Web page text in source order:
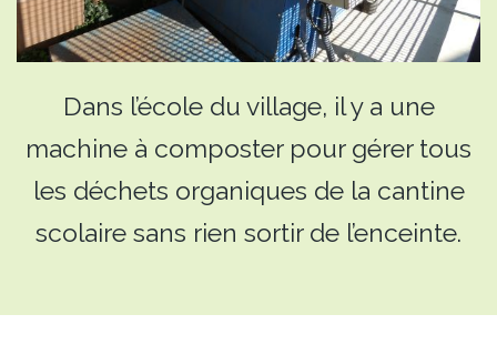
Dans l’école du village, il y a une
machine à composter pour gérer tous
les déchets organiques de la cantine
scolaire sans rien sortir de l’enceinte.